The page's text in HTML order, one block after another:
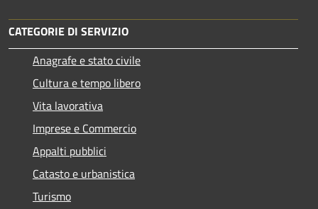
CATEGORIE DI SERVIZIO
Anagrafe e stato civile
Cultura e tempo libero
Vita lavorativa
Imprese e Commercio
Appalti pubblici
Catasto e urbanistica
Turismo